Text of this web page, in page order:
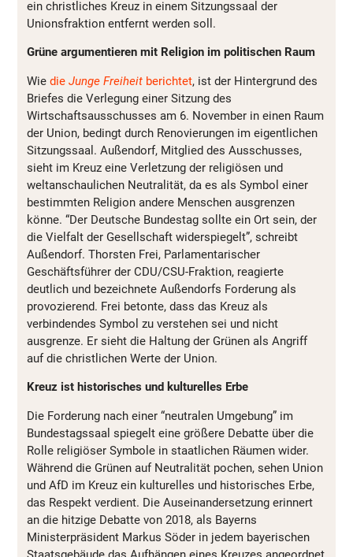
ein christliches Kreuz in einem Sitzungssaal der
Unionsfraktion entfernt werden soll.
Grüne argumentieren mit Religion im politischen Raum
Wie die Junge Freiheit berichtet, ist der Hintergrund des
Briefes die Verlegung einer Sitzung des
Wirtschaftsausschusses am 6. November in einen Raum
der Union, bedingt durch Renovierungen im eigentlichen
Sitzungssaal. Außendorf, Mitglied des Ausschusses,
sieht im Kreuz eine Verletzung der religiösen und
weltanschaulichen Neutralität, da es als Symbol einer
bestimmten Religion andere Menschen ausgrenzen
könne. “Der Deutsche Bundestag sollte ein Ort sein, der
die Vielfalt der Gesellschaft widerspiegelt”, schreibt
Außendorf. Thorsten Frei, Parlamentarischer
Geschäftsführer der CDU/CSU-Fraktion, reagierte
deutlich und bezeichnete Außendorfs Forderung als
provozierend. Frei betonte, dass das Kreuz als
verbindendes Symbol zu verstehen sei und nicht
ausgrenze. Er sieht die Haltung der Grünen als Angriff
auf die christlichen Werte der Union.
Kreuz ist historisches und kulturelles Erbe
Die Forderung nach einer “neutralen Umgebung” im
Bundestagssaal spiegelt eine größere Debatte über die
Rolle religiöser Symbole in staatlichen Räumen wider.
Während die Grünen auf Neutralität pochen, sehen Union
und AfD im Kreuz ein kulturelles und historisches Erbe,
das Respekt verdient. Die Auseinandersetzung erinnert
an die hitzige Debatte von 2018, als Bayerns
Ministerpräsident Markus Söder in jedem bayerischen